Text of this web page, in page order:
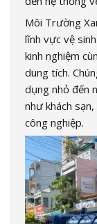
Môi Trường
lĩnh vực vệ
kinh nghiệm
dung tích.
dụng nhỏ đến
như khách
công nghiệp.